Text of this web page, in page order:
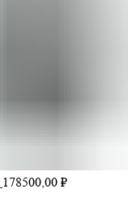
178500,00 ₽